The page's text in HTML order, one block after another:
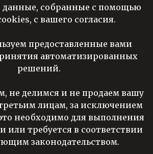
данные, собранные с помощью
с вашего согласия.
предоставленные вами
автоматизированных
решений.
не делимся и не продаем вашу
лицам, за исключением
это необходимо для выполнения
или требуется в соответствии
законодательством.